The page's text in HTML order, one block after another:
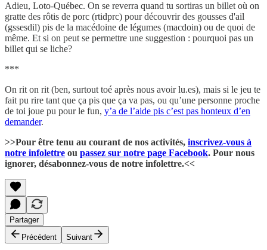
Adieu, Loto-Québec. On se reverra quand tu sortiras un billet où on
gratte des rôtis de porc (rtidprc) pour découvrir des gousses d'ail
(gssesdil) pis de la macédoine de légumes (macdoin) ou de quoi de
même. Et si on peut se permettre une suggestion : pourquoi pas un
billet qui se liche?
***
On rit on rit (ben, surtout toé après nous avoir lu.es), mais si le jeu te
fait pu rire tant que ça pis que ça va pas, ou qu’une personne proche
de toi joue pu pour le fun, y’a de l’aide pis c’est pas honteux d’en
demander.
>>Pour être tenu au courant de nos activités, inscrivez-vous à
notre infolettre ou passez sur notre page Facebook. Pour nous
ignorer, désabonnez-vous de notre infolettre.<<
Partager
Précédent
Suivant